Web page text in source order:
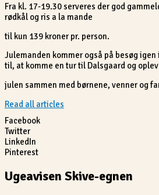
Fra kl. 17-19.30 serveres der god
rødkål og ris a la mande
til kun 139 kroner pr. person.
Julemanden kommer også på besøg
til, at komme en tur til Dalsgaard og
julen sammen med børnene, venner og
Read all articles
Facebook
Twitter
LinkedIn
Pinterest
Ugeavisen Skive-egnen